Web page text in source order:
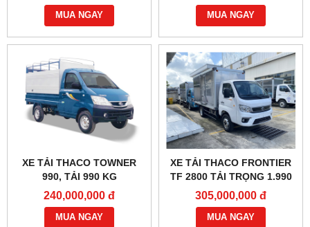
MUA NGAY MUA NGAY
XE TẢI THACO TOWNER
990, TẢI 990 KG
240,000,000 đ
MUA NGAY
XE TẢI THACO FRONTIER
TF 2800 TẢI TRỌNG 1.990
KG
305,000,000 đ
MUA NGAY